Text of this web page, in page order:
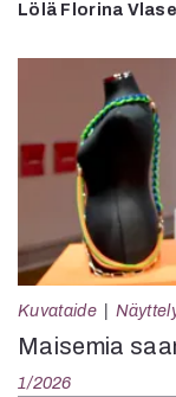
Lölä Florina
Kuvataide
Maisemia
1/2026